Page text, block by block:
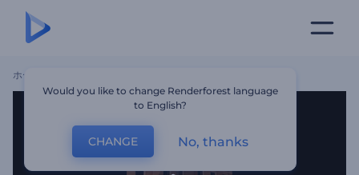
ホーム
Would you like to change Renderforest language
to English?
CHANGE No, thanks